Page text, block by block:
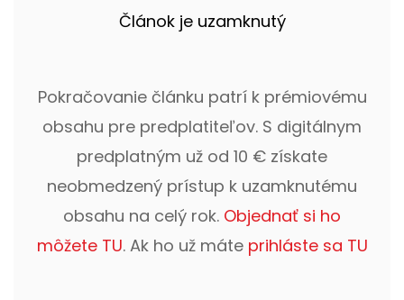
Článok je uzamknutý
Pokračovanie článku patrí k prémiovému
obsahu pre predplatiteľov. S digitálnym
predplatným už od 10 € získate
neobmedzený prístup k uzamknutému
obsahu na celý rok. Objednať si ho
môžete TU. Ak ho už máte prihláste sa TU